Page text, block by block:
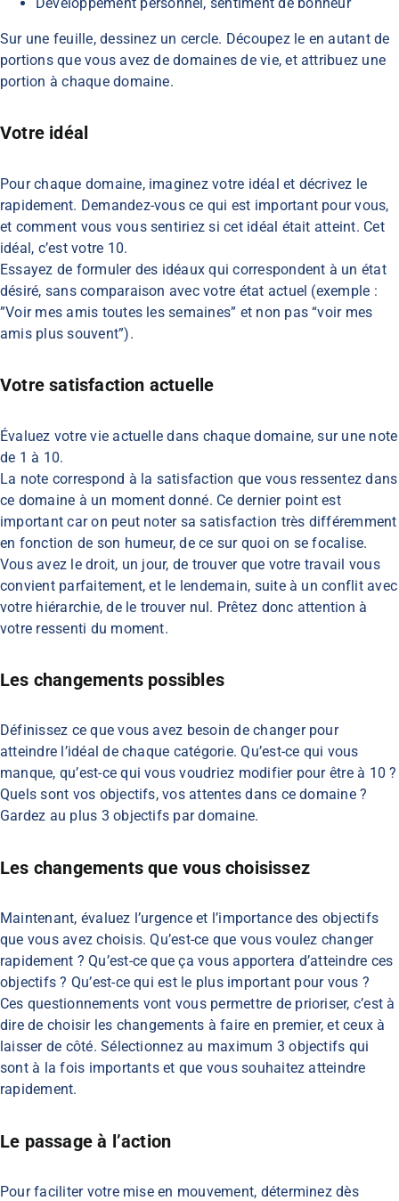
Sur une feuille, dessinez un cercle. Découpez le en autant de
portions que vous avez de domaines de vie, et attribuez une
portion à chaque domaine.
Votre idéal
Pour chaque domaine, imaginez votre idéal et décrivez le
rapidement. Demandez-vous ce qui est important pour vous,
et comment vous vous sentiriez si cet idéal était atteint. Cet
idéal, c’est votre 10.
Essayez de formuler des idéaux qui correspondent à un état
désiré, sans comparaison avec votre état actuel (exemple :
”Voir mes amis toutes les semaines” et non pas “voir mes
amis plus souvent”).
Votre satisfaction actuelle
Évaluez votre vie actuelle dans chaque domaine, sur une note
de 1 à 10.
La note correspond à la satisfaction que vous ressentez dans
ce domaine à un moment donné. Ce dernier point est
important car on peut noter sa satisfaction très différemment
en fonction de son humeur, de ce sur quoi on se focalise.
Vous avez le droit, un jour, de trouver que votre travail vous
convient parfaitement, et le lendemain, suite à un conflit avec
votre hiérarchie, de le trouver nul. Prêtez donc attention à
votre ressenti du moment.
Les changements possibles
Définissez ce que vous avez besoin de changer pour
atteindre l’idéal de chaque catégorie. Qu’est-ce qui vous
manque, qu’est-ce qui vous voudriez modifier pour être à 10 ?
Quels sont vos objectifs, vos attentes dans ce domaine ?
Gardez au plus 3 objectifs par domaine.
Les changements que vous choisissez
Maintenant, évaluez l’urgence et l’importance des objectifs
que vous avez choisis. Qu’est-ce que vous voulez changer
rapidement ? Qu’est-ce que ça vous apportera d’atteindre ces
objectifs ? Qu’est-ce qui est le plus important pour vous ?
Ces questionnements vont vous permettre de prioriser, c’est à
dire de choisir les changements à faire en premier, et ceux à
laisser de côté. Sélectionnez au maximum 3 objectifs qui
sont à la fois importants et que vous souhaitez atteindre
rapidement.
Le passage à l’action
Pour faciliter votre mise en mouvement, déterminez dès